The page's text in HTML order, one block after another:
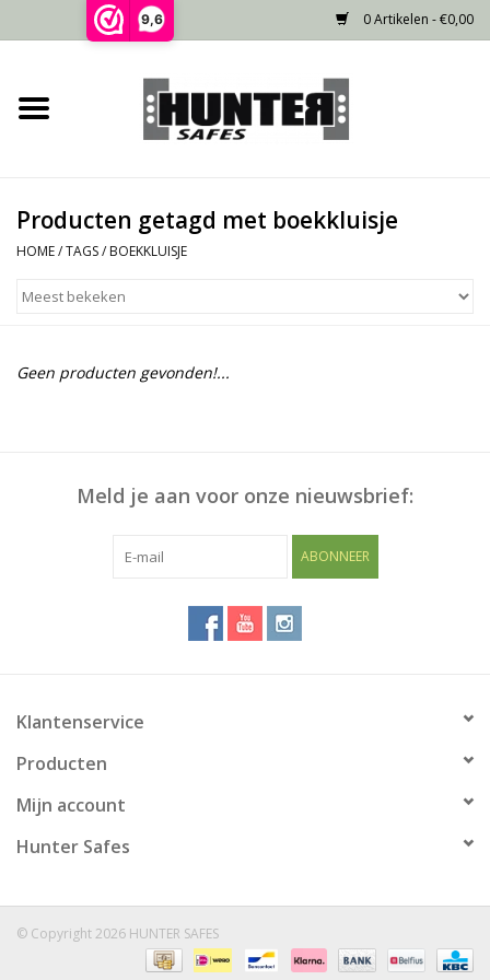
9,6 0 Artikelen - €0,00
Home
Gecertificeerd
Niet gecertificeerd
Producten getagd met boekkluisje
HOME/TAGS/ BOEKKLUISJE
Geen producten gevonden!...
Meld je aan voor onze nieuwsbrief:
ABONNEER
Klantenservice
Producten
Mijn account
Hunter Safes
© Copyright 2026 HUNTER SAFES